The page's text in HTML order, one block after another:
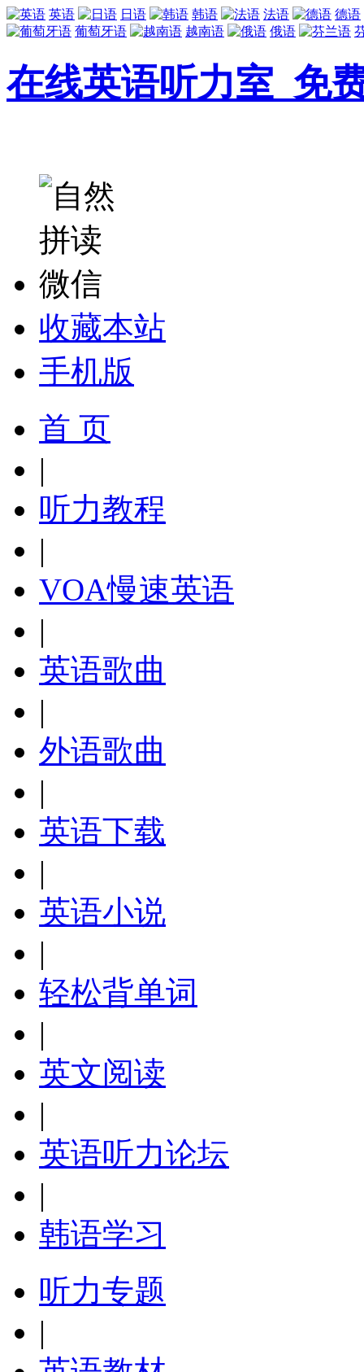
英语 日语 韩语 法语
德语
葡萄牙语
越南语 俄语
在线英语听力室_免
收藏本站
手机版
首 页
|
听力教程
|
VOA慢速英语
|
英语歌曲
|
外语歌曲
|
英语下载
|
英语小说
|
轻松背单词
|
英文阅读
|
英语听力论坛
|
韩语学习
听力专题
|